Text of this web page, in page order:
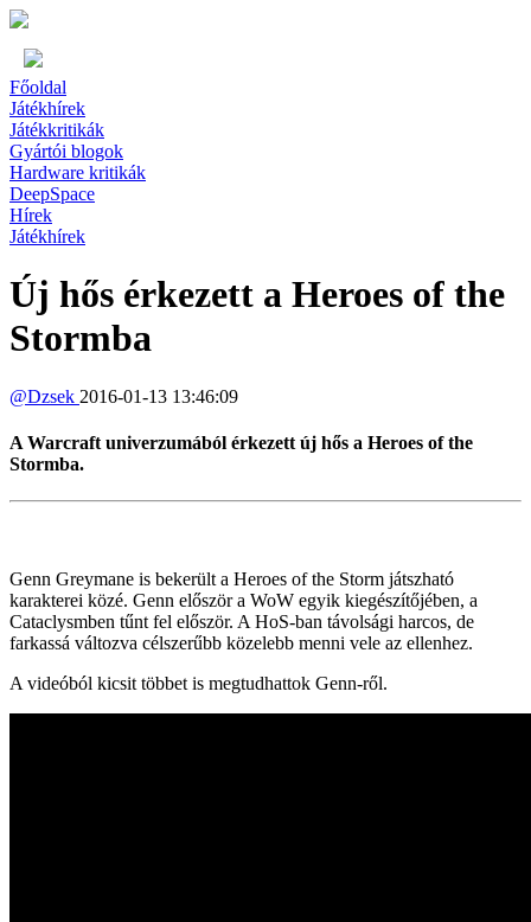
Főoldal
Játékhírek
Játékkritikák
Gyártói blogok
Hardware kritikák
DeepSpace
Hírek
Játékhírek
Új hős érkezett a Heroes of the
Stormba
@Dzsek 2016-01-13 13:46:09
A Warcraft univerzumából érkezett új hős a Heroes of the
Stormba.
Genn Greymane is bekerült a Heroes of the Storm játszható
karakterei közé. Genn először a WoW egyik kiegészítőjében, a
Cataclysmben tűnt fel először. A HoS-ban távolsági harcos, de
farkassá változva célszerűbb közelebb menni vele az ellenhez.
A videóból kicsit többet is megtudhattok Genn-ről.